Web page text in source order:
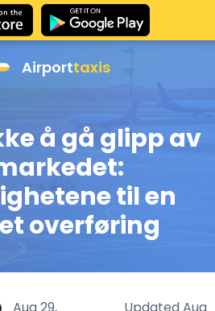
Airporttaxis
å gå glipp av
til en
overføring